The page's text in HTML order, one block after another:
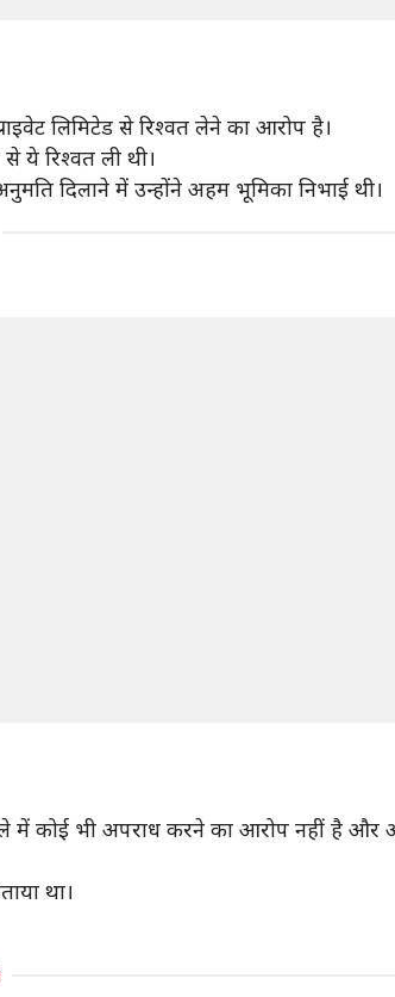
लिमिटेड से रिश्वत लेने का आरोप है।
ये रिश्वत ली थी।
दिलाने में उन्होंने अहम भूमिका निभाई थी।
में कोई भी अपराध करने का आरोप नहीं है
था।